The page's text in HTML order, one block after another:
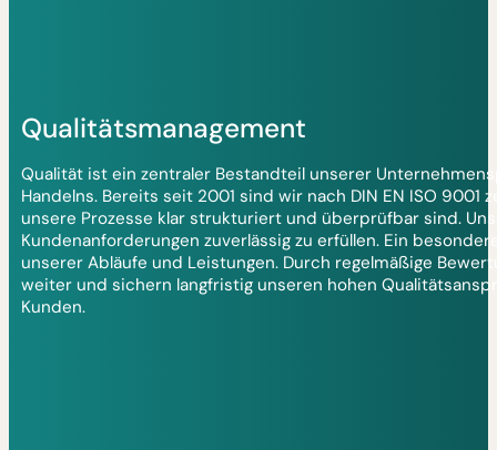
Qualitätsmanagement
Qualität ist ein zentraler Bestandteil unserer
Handelns. Bereits seit 2001 sind wir nach DIN EN ISO
unsere Prozesse klar strukturiert und überprüfbar sind.
Kundenanforderungen zuverlässig zu erfüllen. Ein
unserer Abläufe und Leistungen. Durch regelmäßige
weiter und sichern langfristig unseren hohen
Kunden.